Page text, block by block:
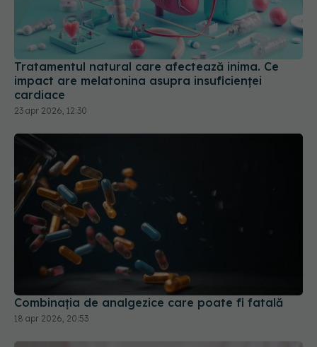
Tratamentul natural care afectează inima. Ce
impact are melatonina asupra insuficienței
cardiace
23 apr 2026, 12:30
Combinația de analgezice care poate fi fatală
18 apr 2026, 20:53